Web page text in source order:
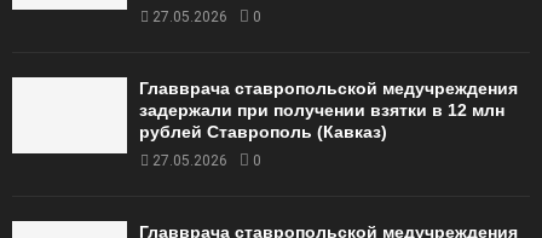
27.05.2026 0
Главврача ставропольской медучреждения
задержали при получении взятки в 12 млн
рублей Ставрополь (Кавказ)
27.05.2026 0
Главврача ставропольской медучреждения